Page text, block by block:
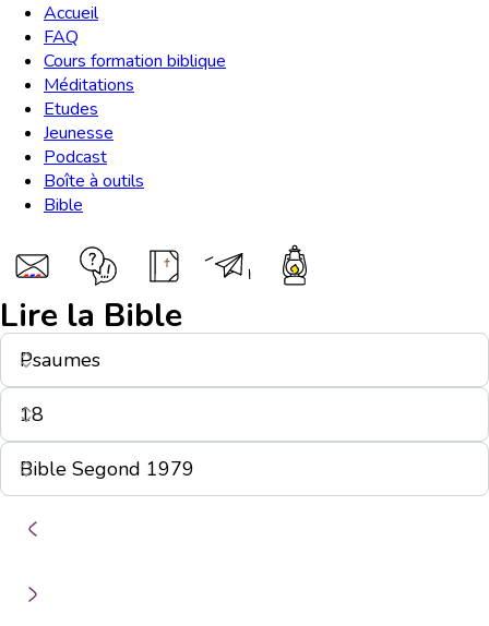
Accueil
FAQ
Cours formation biblique
Méditations
Etudes
Jeunesse
Podcast
Boîte à outils
Bible
Lire la Bible